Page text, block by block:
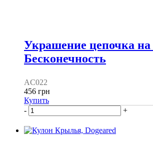
Украшение цепочка
Бесконечность
AC022
456 грн
Купить
-
+